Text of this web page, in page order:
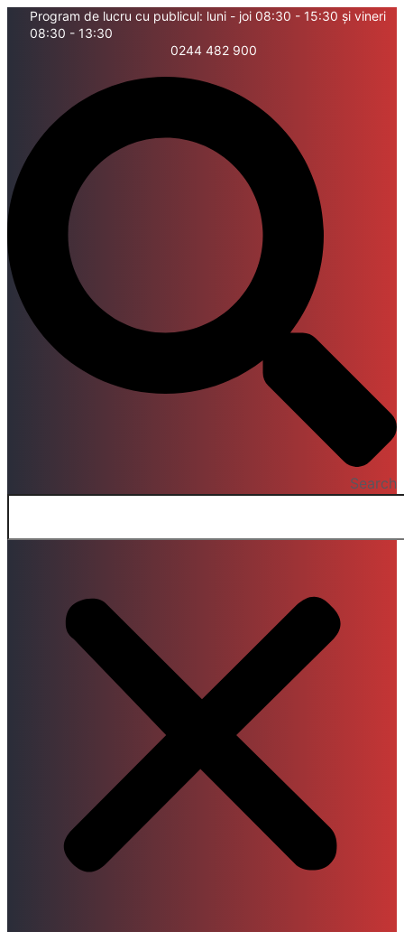
SkipProgram de lucru cu publicul: luni - joi 08:30 - 15:30 și vineri
08:30 - 13:30
0244 482 900
Search